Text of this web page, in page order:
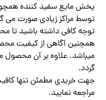
پخش مایع سفید کننده
توسط مراکز زیادی صورت می
توجه کافی داشته باشید تا
همچنین آگاهی از کیفیت
میباشد. علاوه بر آن محصول
گردد.
جهت خریدی مطمئن تنها
مراجعه نمایید.